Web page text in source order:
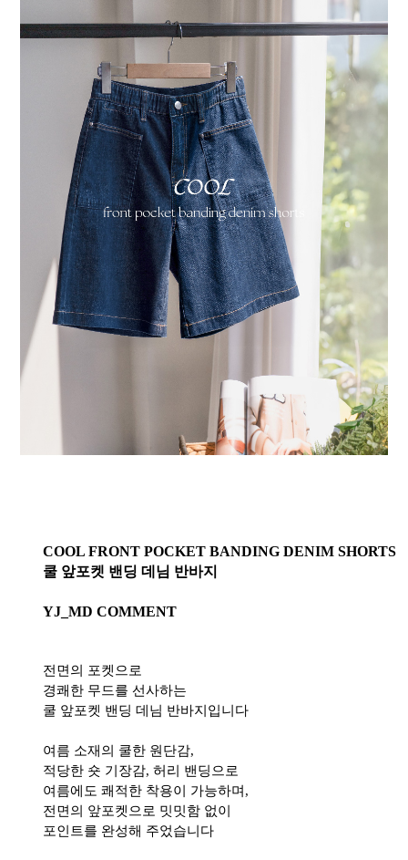
COOL FRONT POCKET BANDING DENIM SHORTS
쿨 앞포켓 밴딩 데님 반바지
YJ_MD COMMENT
전면의 포켓으로
경쾌한 무드를 선사하는
쿨 앞포켓 밴딩 데님 반바지입니다
여름 소재의 쿨한 원단감,
적당한 숏 기장감, 허리 밴딩으로
여름에도 쾌적한 착용이 가능하며,
전면의 앞포켓으로 밋밋함 없이
포인트를 완성해 주었습니다